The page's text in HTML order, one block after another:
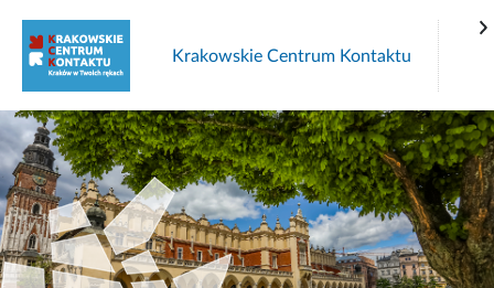
Krakowskie Centrum Kontaktu